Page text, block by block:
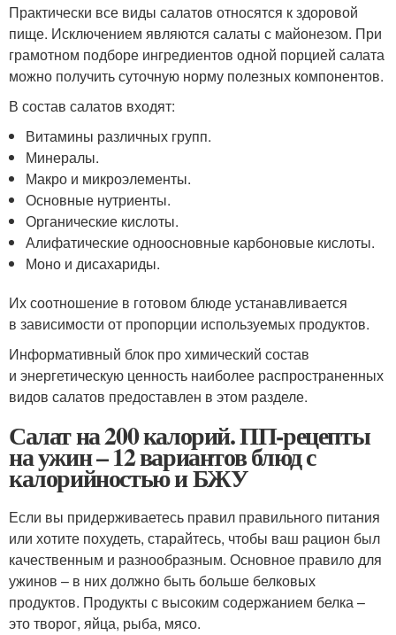
Практически все виды салатов относятся к здоровой
пище. Исключением являются салаты с майонезом. При
грамотном подборе ингредиентов одной порцией салата
можно получить суточную норму полезных компонентов.
В состав салатов входят:
Витамины различных групп.
Минералы.
Макро и микроэлементы.
Основные нутриенты.
Органические кислоты.
Алифатические одноосновные карбоновые кислоты.
Моно и дисахариды.
Их соотношение в готовом блюде устанавливается
в зависимости от пропорции используемых продуктов.
Информативный блок про химический состав
и энергетическую ценность наиболее распространенных
видов салатов предоставлен в этом разделе.
Салат на 200 калорий. ПП-рецепты
на ужин – 12 вариантов блюд с
калорийностью и БЖУ
Если вы придерживаетесь правил правильного питания
или хотите похудеть, старайтесь, чтобы ваш рацион был
качественным и разнообразным. Основное правило для
ужинов – в них должно быть больше белковых
продуктов. Продукты с высоким содержанием белка –
это творог, яйца, рыба, мясо.